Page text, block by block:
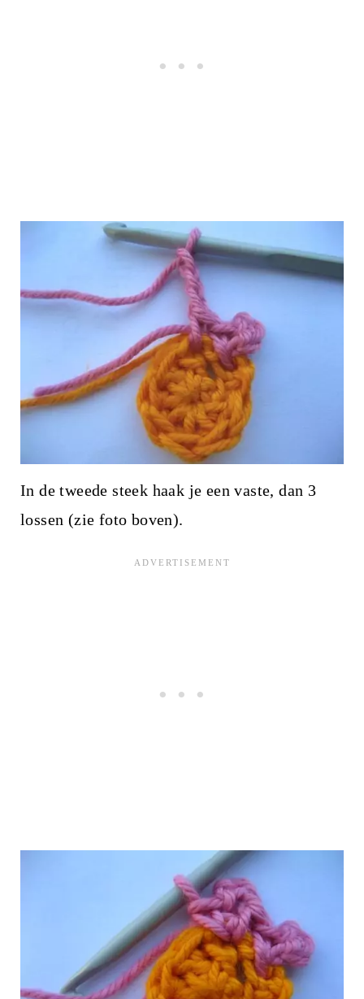
In de tweede steek haak je een vaste, dan 3
lossen (zie foto boven).